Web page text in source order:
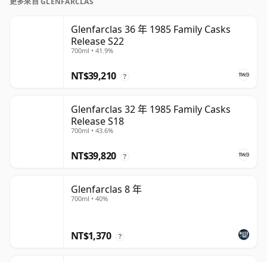
Glenfarclas 36 年 1985 Family Casks
Release S22
700ml • 41.9%
NT$39,210 ?
Glenfarclas 32 年 1985 Family Casks
Release S18
700ml • 43.6%
NT$39,820 ?
Glenfarclas 8 年
700ml • 40%
NT$1,370 ?